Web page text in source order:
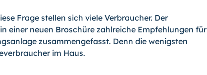
Frage stellen sich viele Verbraucher. Der
einer neuen Broschüre zahlreiche Empfehlungen für
zusammengefasst. Denn die wenigsten
im Haus.